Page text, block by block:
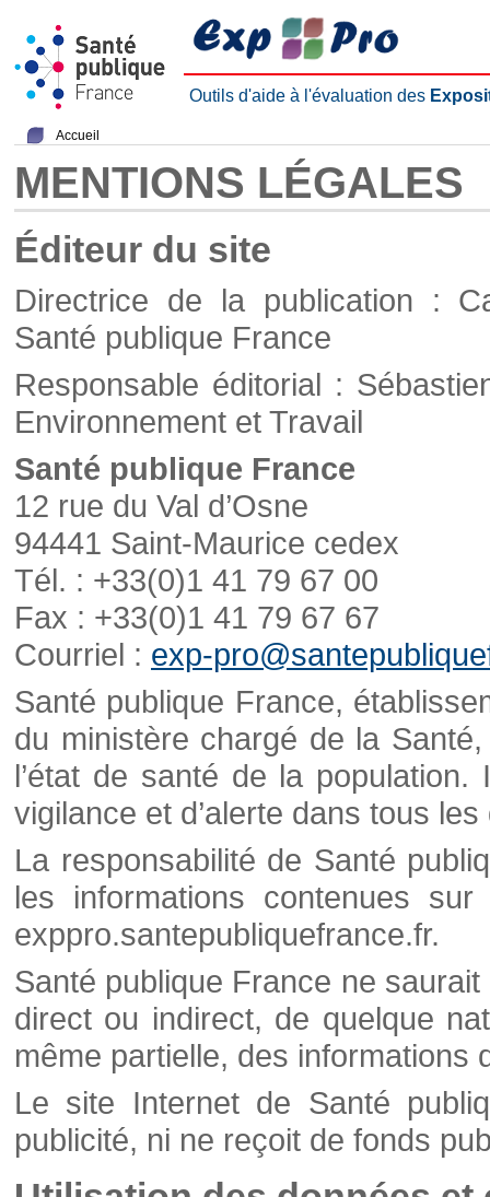
Outils d'aide à l'évaluation des
Accueil
MENTIONS LÉGALES
Éditeur du site
Directrice de la publication :
Santé publique France
Responsable éditorial :
Environnement et Travail
Santé publique France
12 rue du Val d’Osne
94441 Saint-Maurice cedex
Tél. : +33(0)1 41 79 67 00
Fax : +33(0)1 41 79 67 67
Courriel : exp-
Santé publique France,
du ministère chargé de la
l’état de santé de la
vigilance et d’alerte dans tous
La responsabilité de Santé
les informations contenues
exppro.santepubliquefrance.fr.
Santé publique France ne
direct ou indirect, de quelque
même partielle, des informations
Le site Internet de Santé
publicité, ni ne reçoit de fonds